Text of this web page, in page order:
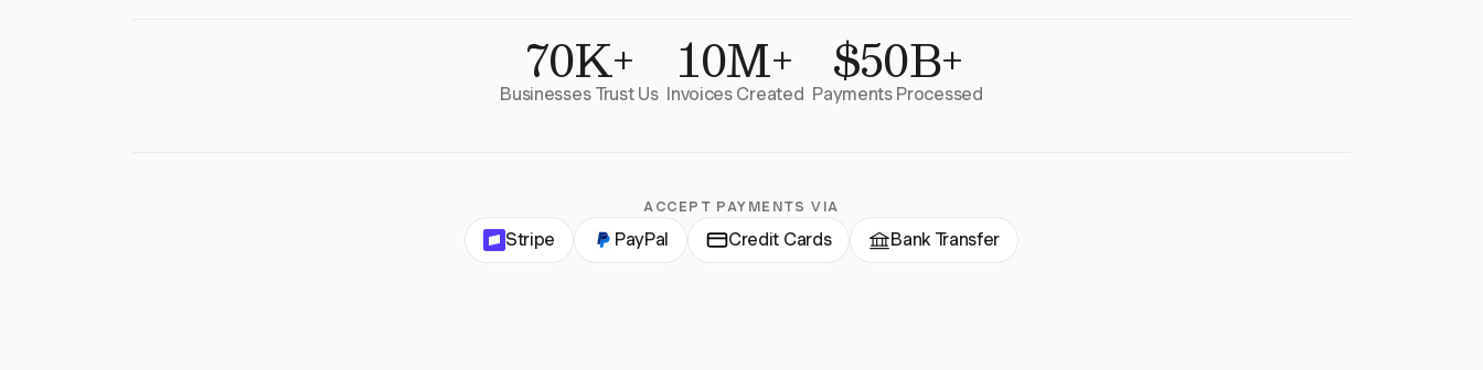
70K+
Businesses Trust Us 10M+
Invoices Created $50B+
Payments Processed
ACCEPT PAYMENTS VIA
Stripe PayPal Credit Cards Bank Transfer